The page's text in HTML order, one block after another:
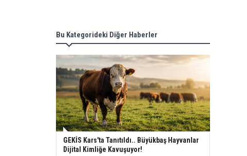
Bu Kategorideki Diğer Haberler
GEKİS Kars'ta Tanıtıldı.. Büyükbaş Hayvanlar
Dijital Kimliğe Kavuşuyor!